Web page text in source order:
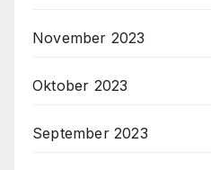
November 2023
Oktober 2023
September 2023